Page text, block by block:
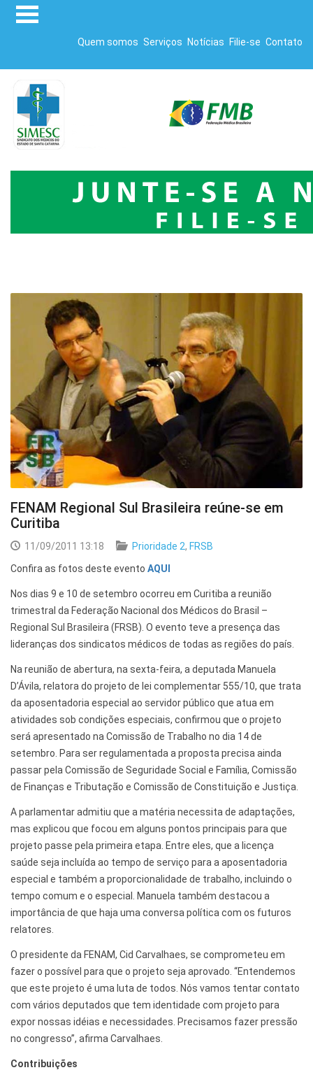
Quem somos Serviços Notícias Filie-se Contato
FENAM Regional Sul Brasileira reúne-se em
Curitiba
11/09/2011 13:18 Prioridade 2, FRSB
Confira as fotos deste evento AQUI
Nos dias 9 e 10 de setembro ocorreu em Curitiba a reunião
trimestral da Federação Nacional dos Médicos do Brasil –
Regional Sul Brasileira (FRSB). O evento teve a presença das
lideranças dos sindicatos médicos de todas as regiões do país.
Na reunião de abertura, na sexta-feira, a deputada Manuela
D’Ávila, relatora do projeto de lei complementar 555/10, que trata
da aposentadoria especial ao servidor público que atua em
atividades sob condições especiais, confirmou que o projeto
será apresentado na Comissão de Trabalho no dia 14 de
setembro. Para ser regulamentada a proposta precisa ainda
passar pela Comissão de Seguridade Social e Família, Comissão
de Finanças e Tributação e Comissão de Constituição e Justiça.
A parlamentar admitiu que a matéria necessita de adaptações,
mas explicou que focou em alguns pontos principais para que
projeto passe pela primeira etapa. Entre eles, que a licença
saúde seja incluída ao tempo de serviço para a aposentadoria
especial e também a proporcionalidade de trabalho, incluindo o
tempo comum e o especial. Manuela também destacou a
importância de que haja uma conversa política com os futuros
relatores.
O presidente da FENAM, Cid Carvalhaes, se comprometeu em
fazer o possível para que o projeto seja aprovado. “Entendemos
que este projeto é uma luta de todos. Nós vamos tentar contato
com vários deputados que tem identidade com projeto para
expor nossas idéias e necessidades. Precisamos fazer pressão
no congresso”, afirma Carvalhaes.
Contribuições